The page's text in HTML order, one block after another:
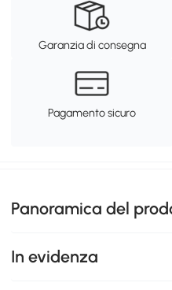
Garanzia di consegna
Pagamento sicuro
Panoramica del
In evidenza